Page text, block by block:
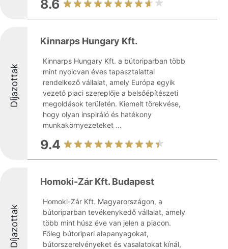
8.6
Díjazottak
Kinnarps Hungary Kft.
Kinnarps Hungary Kft. a bútoriparban több
mint nyolcvan éves tapasztalattal
rendelkező vállalat, amely Európa egyik
vezető piaci szereplője a belsőépítészeti
megoldások területén. Kiemelt törekvése,
hogy olyan inspiráló és hatékony
munkakörnyezeteket ...
9.4
Díjazottak
Homoki-Zár Kft. Budapest
Homoki-Zár Kft. Magyarországon, a
bútoriparban tevékenykedő vállalat, amely
több mint húsz éve van jelen a piacon.
Főleg bútoripari alapanyagokat,
bútorszerelvényeket és vasalatokat kínál,